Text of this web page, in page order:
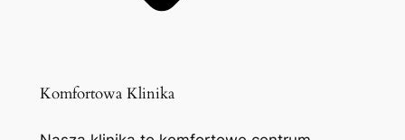
Komfortowa Klinika